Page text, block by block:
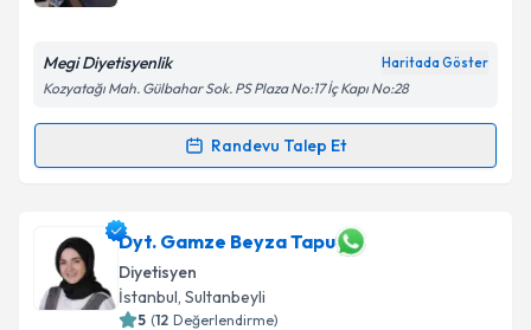
Megi Diyetisyenlik Haritada Göster
Kozyatağı Mah. Gülbahar Sok. PS Plaza No:17 İç Kapı No:28
Randevu Talep Et
Randevu Takvimi Talebi
Dyt. Melda Gizem Tavukçuoğluiçin randevu takvimi
talebi oluşturun. Size bu uzmandan randevu almanız
için bir takvim hazırlandığında e-posta ile
bilgilendireceğiz.
Dyt. Gamze Beyza Tapu
Diyetisyen
İstanbul, Sultanbeyli
5 (12 Değerlendirme)